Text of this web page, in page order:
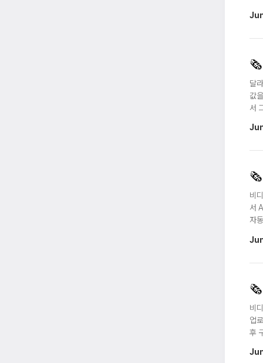
🗞️
달
값
서
🗞️
비
서
자
🗞️
비
업
후